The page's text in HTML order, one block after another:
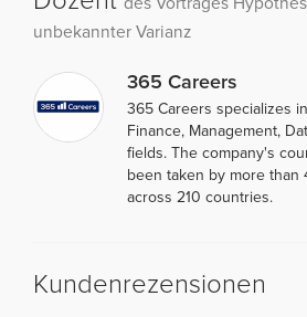
unbekannter Varianz
365 Careers
365 Careers specializes
Finance, Management,
fields. The company's
been taken by more
across 210 countries.
Kundenrezensionen